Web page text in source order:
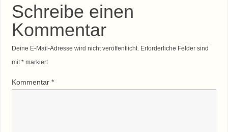
Schreibe einen
Kommentar
Deine E-Mail-Adresse wird nicht veröffentlicht. Erforderliche Felder sind
mit*markiert
Kommentar *